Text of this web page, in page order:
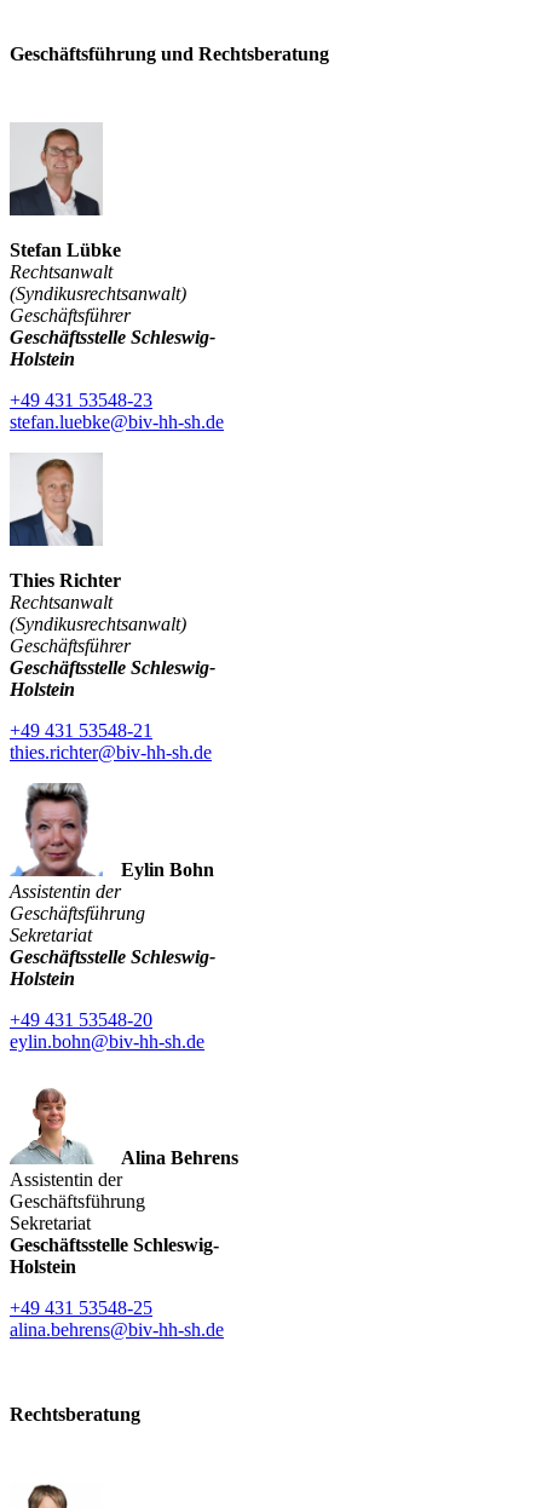
Geschäftsführung und Rechtsberatung
Stefan Lübke
Rechtsanwalt
(Syndikusrechtsanwalt)
Geschäftsführer
Geschäftsstelle Schleswig-
Holstein
+49 431 53548-23
stefan.luebke@biv-hh-sh.de
Thies Richter
Rechtsanwalt
(Syndikusrechtsanwalt)
Geschäftsführer
Geschäftsstelle Schleswig-
Holstein
+49 431 53548-21
thies.richter@biv-hh-sh.de
Eylin Bohn
Assistentin der
Geschäftsführung
Sekretariat
Geschäftsstelle Schleswig-
Holstein
+49 431 53548-20
eylin.bohn@biv-hh-sh.de
Alina Behrens
Assistentin der
Geschäftsführung
Sekretariat
Geschäftsstelle Schleswig-
Holstein
+49 431 53548-25
alina.behrens@biv-hh-sh.de
Rechtsberatung